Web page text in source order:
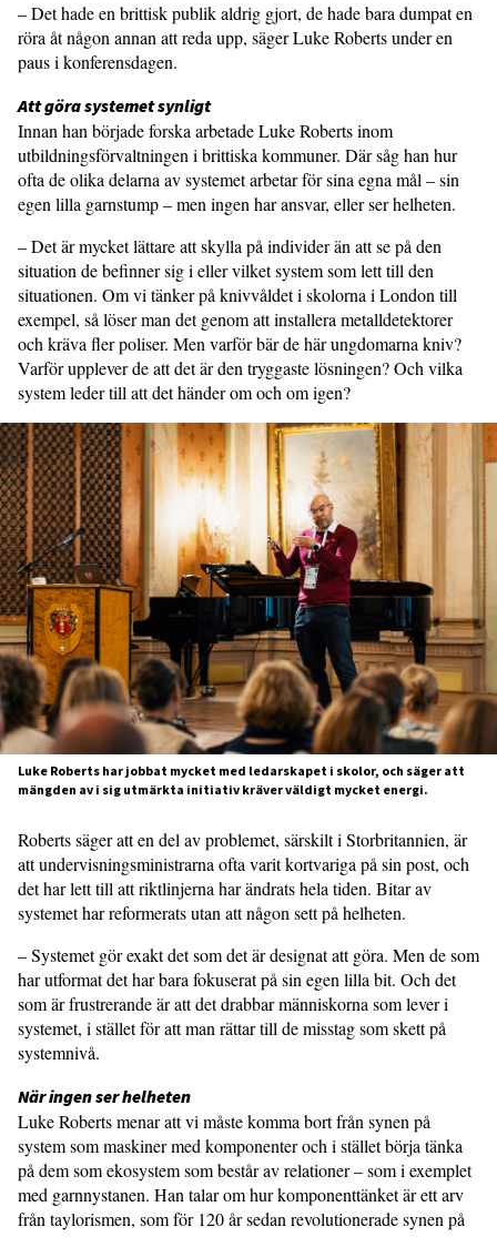
– Det hade en brittisk publik aldrig gjort, de hade bara dumpat en
röra åt någon annan att reda upp, säger Luke Roberts under en
paus i konferensdagen.
Att göra systemet synligt
Innan han började forska arbetade Luke Roberts inom
utbildningsförvaltningen i brittiska kommuner. Där såg han hur
ofta de olika delarna av systemet arbetar för sina egna mål – sin
egen lilla garnstump – men ingen har ansvar, eller ser helheten.
– Det är mycket lättare att skylla på individer än att se på den
situation de befinner sig i eller vilket system som lett till den
situationen. Om vi tänker på knivvåldet i skolorna i London till
exempel, så löser man det genom att installera metalldetektorer
och kräva fler poliser. Men varför bär de här ungdomarna kniv?
Varför upplever de att det är den tryggaste lösningen? Och vilka
system leder till att det händer om och om igen?
Luke Roberts har jobbat mycket med ledarskapet i skolor, och säger att
mängden av i sig utmärkta initiativ kräver väldigt mycket energi.
Roberts säger att en del av problemet, särskilt i Storbritannien, är
att undervis­ningsministrarna ofta varit kortvariga på sin post, och
det har lett till att riktlinjerna har ändrats hela tiden. Bitar av
systemet har reformerats utan att någon sett på helheten.
– Systemet gör exakt det som det är designat att göra. Men de som
har utfor­mat det har bara fokuserat på sin egen lilla bit. Och det
som är frustrerande är att det drabbar människorna som lever i
systemet, i stället för att man rättar till de misstag som skett på
systemnivå.
När ingen ser helheten
Luke Roberts menar att vi måste komma bort från synen på
system som maskiner med komponenter och i stället börja tänka
på dem som ekosystem som består av rela­tioner – som i exemplet
med garnnysta­nen. Han talar om hur komponenttänket är ett arv
från taylorismen, som för 120 år sedan revolutionerade synen på